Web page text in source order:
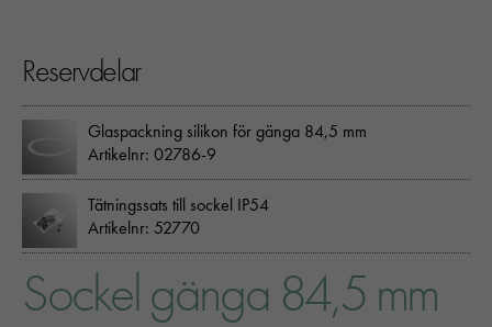
Reservdelar
Glaspackning silikon för gänga 84,5 mm
Artikelnr: 02786-9
Tätningssats till sockel IP54
Artikelnr: 52770
Sockel gänga 84,5 mm